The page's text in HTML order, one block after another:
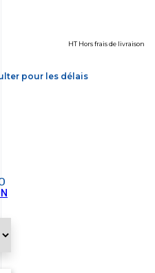
HT Hors frais de livraison
pour les délais